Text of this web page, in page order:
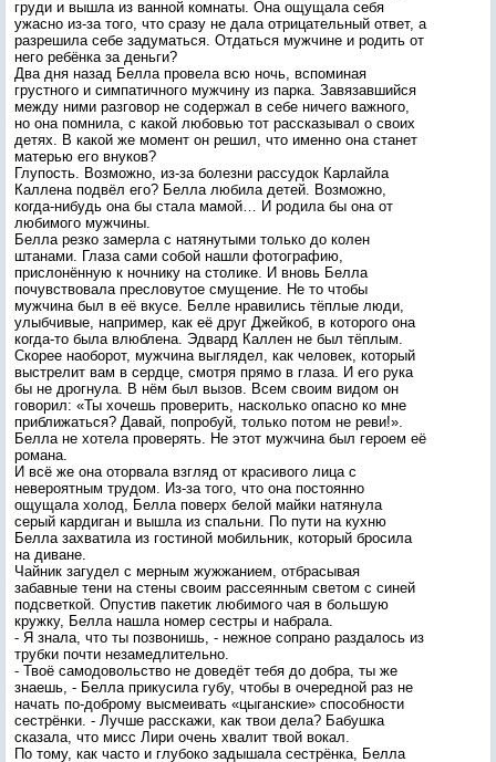
груди и вышла из ванной комнаты. Она ощущала себя
ужасно из-за того, что сразу не дала отрицательный ответ, а
разрешила себе задуматься. Отдаться мужчине и родить от
него ребёнка за деньги?
Два дня назад Белла провела всю ночь, вспоминая
грустного и симпатичного мужчину из парка. Завязавшийся
между ними разговор не содержал в себе ничего важного,
но она помнила, с какой любовью тот рассказывал о своих
детях. В какой же момент он решил, что именно она станет
матерью его внуков?
Глупость. Возможно, из-за болезни рассудок Карлайла
Каллена подвёл его? Белла любила детей. Возможно,
когда-нибудь она бы стала мамой… И родила бы она от
любимого мужчины.
Белла резко замерла с натянутыми только до колен
штанами. Глаза сами собой нашли фотографию,
прислонённую к ночнику на столике. И вновь Белла
почувствовала пресловутое смущение. Не то чтобы
мужчина был в её вкусе. Белле нравились тёплые люди,
улыбчивые, например, как её друг Джейкоб, в которого она
когда-то была влюблена. Эдвард Каллен не был тёплым.
Скорее наоборот, мужчина выглядел, как человек, который
выстрелит вам в сердце, смотря прямо в глаза. И его рука
бы не дрогнула. В нём был вызов. Всем своим видом он
говорил: «Ты хочешь проверить, насколько опасно ко мне
приближаться? Давай, попробуй, только потом не реви!».
Белла не хотела проверять. Не этот мужчина был героем её
романа.
И всё же она оторвала взгляд от красивого лица с
невероятным трудом. Из-за того, что она постоянно
ощущала холод, Белла поверх белой майки натянула
серый кардиган и вышла из спальни. По пути на кухню
Белла захватила из гостиной мобильник, который бросила
на диване.
Чайник загудел с мерным жужжанием, отбрасывая
забавные тени на стены своим рассеянным светом с синей
подсветкой. Опустив пакетик любимого чая в большую
кружку, Белла нашла номер сестры и набрала.
- Я знала, что ты позвонишь, - нежное сопрано раздалось из
трубки почти незамедлительно.
- Твоё самодовольство не доведёт тебя до добра, ты же
знаешь, - Белла прикусила губу, чтобы в очередной раз не
начать по-доброму высмеивать «цыганские» способности
сестрёнки. - Лучше расскажи, как твои дела? Бабушка
сказала, что мисс Лири очень хвалит твой вокал.
По тому, как часто и глубоко задышала сестрёнка, Белла